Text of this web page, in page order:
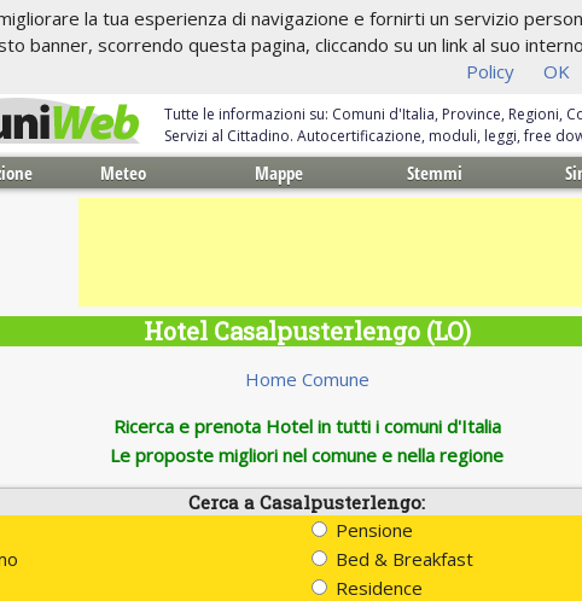
la tua esperienza di navigazione e fornirti un servizio
banner, scorrendo questa pagina, cliccando su un link al suo
Policy
OK
Tutte le informazioni su: Comuni d'Italia, Province, Regioni,
Servizi al Cittadino. Autocertificazione, moduli, leggi, free
Meteo Mappe Stemmi
Hotel Casalpusterlengo (LO)
Home Comune
Ricerca e prenota Hotel in tutti i comuni d'Italia
Le proposte migliori nel comune e nella regione
Cerca a Casalpusterlengo:
Pensione
Bed & Breakfast
Residence